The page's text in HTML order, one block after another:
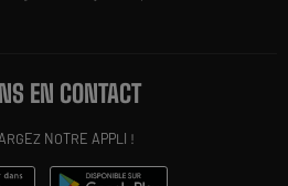
EN CONTACT
NOTRE APPLI !